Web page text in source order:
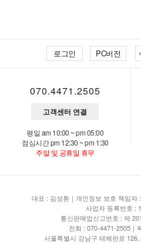
로그인 PC버전
070.4471.2505
고객센터 연결
평일 am 10:00 ~ pm 05:00
점심시간 pm 12:30 ~ pm 1:30
주말 및 공휴일 휴무
대표 : 김성환｜개인정보 보호 책임자
사업자 등록번호 :
통신판매업신고번호 : 제
전화 : 070-4471-2505｜
서울특별시 강남구 테헤란로